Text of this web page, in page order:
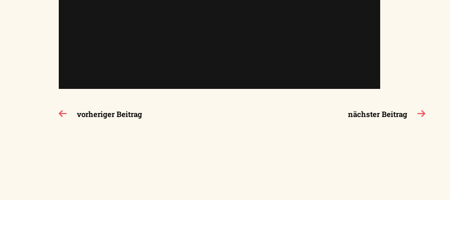
Beitragsnavigation
vorheriger Beitrag nächster Beitrag